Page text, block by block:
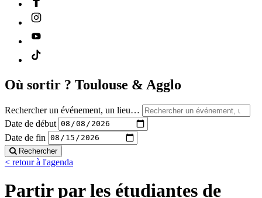
Où sortir ? Toulouse & Agglo
Rechercher un événement, un lieu…
Date de début
Date de fin
Rechercher
< retour à l'agenda
Partir par les étudiantes de